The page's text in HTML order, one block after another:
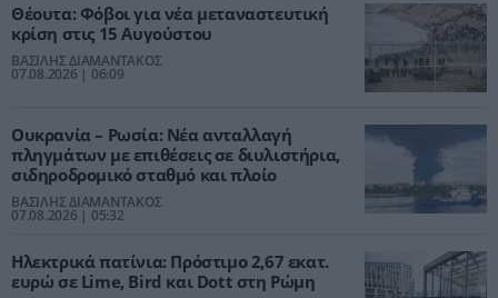
Θέουτα: Φόβοι για νέα μεταναστευτική
κρίση στις 15 Αυγούστου
ΒΑΣΙΛΗΣ ΔΙΑΜΑΝΤΑΚΟΣ
07.08.2026 | 06:09
Ουκρανία – Ρωσία: Νέα ανταλλαγή
πληγμάτων με επιθέσεις σε διυλιστήρια,
σιδηροδρομικό σταθμό και πλοίο
ΒΑΣΙΛΗΣ ΔΙΑΜΑΝΤΑΚΟΣ
07.08.2026 | 05:32
Ηλεκτρικά πατίνια: Πρόστιμο 2,67 εκατ.
ευρώ σε Lime, Bird και Dott στη Ρώμη